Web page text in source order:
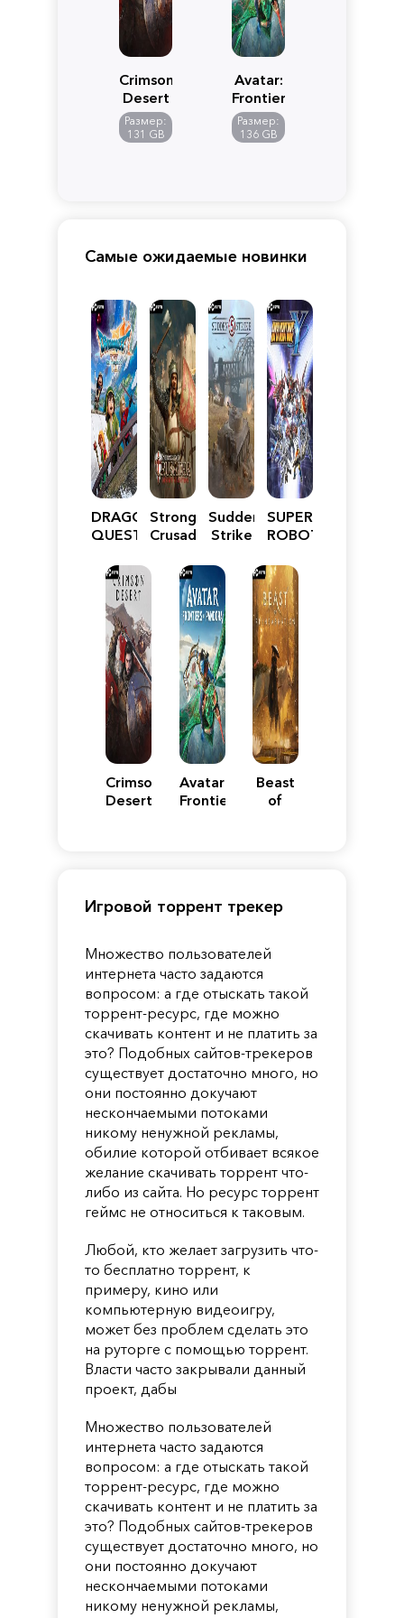
Crimson
Desert
Размер:
131 GB
Avatar:
Frontiers
of
Pandora
Размер:
136 GB
Самые ожидаемые новинки
DRAGON
QUEST
Reimagined
Stronghold
Crusader:
Edition
Sudden
Strike
SUPER
ROBOT
Y
Crimson
Desert
Avatar:
Frontiers
Beast
of
Игровой торрент трекер
Множество пользователей
интернета часто задаются
вопросом: а где отыскать такой
торрент-ресурс, где можно
скачивать контент и не платить за
это? Подобных сайтов-трекеров
существует достаточно много, но
они постоянно докучают
нескончаемыми потоками
никому ненужной рекламы,
обилие которой отбивает всякое
желание скачивать торрент что-
либо из сайта. Но ресурс торрент
геймс не относиться к таковым.
Любой, кто желает загрузить что-
то бесплатно торрент, к
примеру, кино или
компьютерную видеоигру,
может без проблем сделать это
на руторге с помощью торрент.
Власти часто закрывали данный
проект, дабы
Множество пользователей
интернета часто задаются
вопросом: а где отыскать такой
торрент-ресурс, где можно
скачивать контент и не платить за
это? Подобных сайтов-трекеров
существует достаточно много, но
они постоянно докучают
нескончаемыми потоками
никому ненужной рекламы,